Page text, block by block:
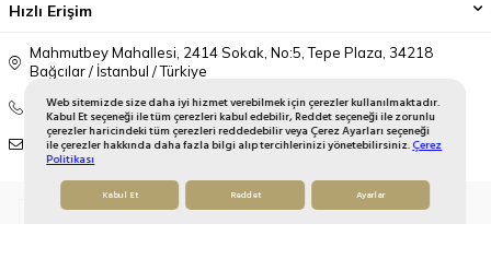
Web sitemizde size daha iyi hizmet verebilmek için çerezler kullanılmaktadır.
Kabul Et seçeneği ile tüm çerezleri kabul edebilir, Reddet seçeneği ile zorunlu
çerezler haricindeki tüm çerezleri reddedebilir veya Çerez Ayarları seçeneği
ile çerezler hakkında daha fazla bilgi alıp tercihlerinizi yönetebilirsiniz.Çerez
Politikası
Kabul Et Reddet Ayarlar
Hızlı Erişim
Mahmutbey Mahallesi, 2414 Sokak, No:5, Tepe Plaza, 34218
Bağcılar / İstanbul / Türkiye
444 10 10
onlinedestek@gallerycrystal.com.tr